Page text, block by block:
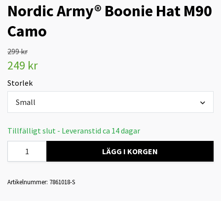
Nordic Army® Boonie Hat M90
Camo
299 kr
249 kr
Storlek
Small
Tillfälligt slut - Leveranstid ca 14 dagar
LÄGG I KORGEN
Artikelnummer: 7861018-S